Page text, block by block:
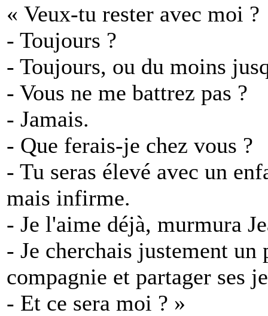
« Veux-tu rester avec moi ?
- Toujours ?
- Toujours, ou du moins
- Vous ne me battrez pas ?
- Jamais.
- Que ferais-je chez vous ?
- Tu seras élevé avec un
mais infirme.
- Je l'aime déjà, murmura
- Je cherchais justement
compagnie et partager ses
- Et ce sera moi ? »